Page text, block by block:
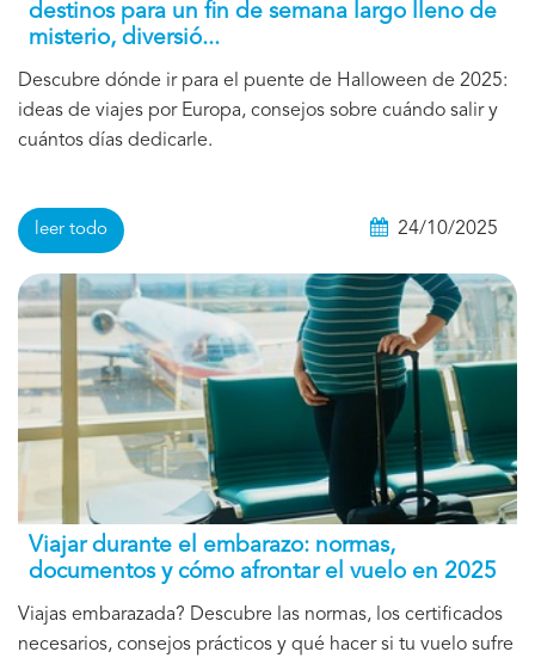
destinos para un fin de semana largo lleno de
misterio, diversió...
Descubre dónde ir para el puente de Halloween de 2025:
ideas de viajes por Europa, consejos sobre cuándo salir y
cuántos días dedicarle.
leer todo 24/10/2025
Viajar durante el embarazo: normas,
documentos y cómo afrontar el vuelo en 2025
Viajas embarazada? Descubre las normas, los certificados
necesarios, consejos prácticos y qué hacer si tu vuelo sufre